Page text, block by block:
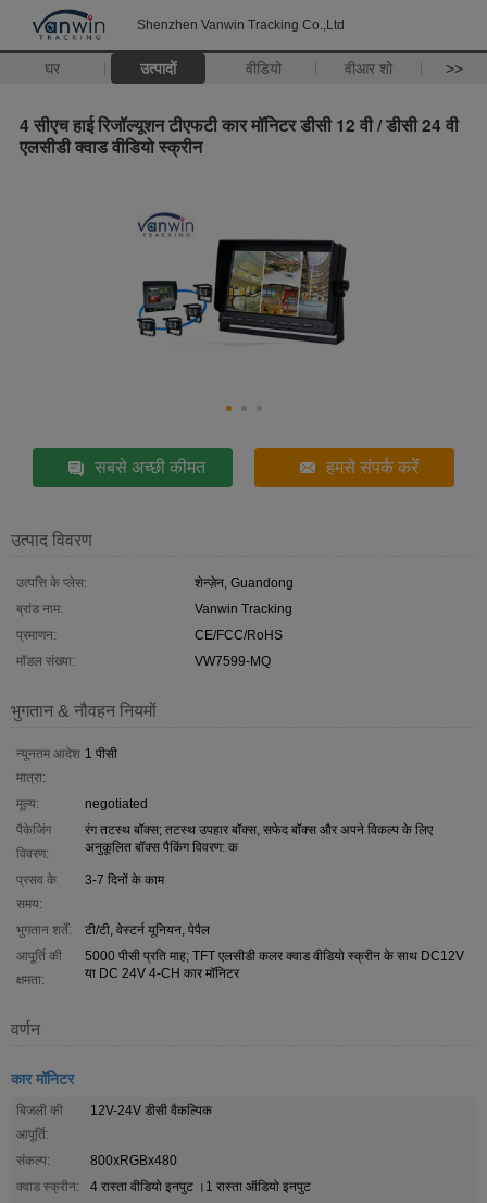
Shenzhen Vanwin Tracking Co.,Ltd
घर उत्पादों वीडियो वीआर शो >>
4 सीएच हाई रिजॉल्यूशन टीएफटी कार मॉनिटर डीसी 12 वी / डीसी 24 वी
एलसीडी क्वाड वीडियो स्क्रीन
सबसे अच्छी कीमत हमसे संपर्क करें
उत्पाद विवरण
उत्पत्ति के प्लेस:
शेन्ज़ेन, Guandong
ब्रांड नाम:
Vanwin Tracking
प्रमाणन:
CE/FCC/RoHS
मॉडल संख्या:
VW7599-MQ
भुगतान & नौवहन नियमों
न्यूनतम आदेश
मात्रा:
1 पीसी
मूल्य:
negotiated
पैकेजिंग
विवरण:
रंग तटस्थ बॉक्स; तटस्थ उपहार बॉक्स, सफेद बॉक्स और अपने विकल्प के लिए
अनुकूलित बॉक्स पैकिंग विवरण: क
प्रसव के
समय:
3-7 दिनों के काम
भुगतान शर्तें:
टी/टी, वेस्टर्न यूनियन, पेपैल
आपूर्ति की
क्षमता:
5000 पीसी प्रति माह; TFT एलसीडी कलर क्वाड वीडियो स्क्रीन के साथ DC12V
या DC 24V 4-CH कार मॉनिटर
वर्णन
कार मॉनिटर
बिजली की
आपूर्ति:
12V-24V डीसी वैकल्पिक
संकल्प:
800xRGBx480
क्वाड स्क्रीन:
4 रास्ता वीडियो इनपुट ।1 रास्ता ऑडियो इनपुट